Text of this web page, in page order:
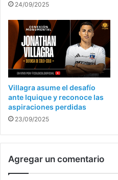
24/09/2025
Villagra asume el desafío
ante Iquique y reconoce las
aspiraciones perdidas
23/09/2025
Agregar un comentario